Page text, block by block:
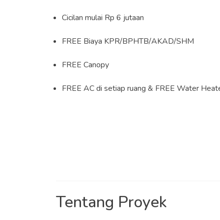
Cicilan mulai Rp 6 jutaan
FREE Biaya KPR/BPHTB/AKAD/SHM
FREE Canopy
FREE AC di setiap ruang & FREE Water
Tentang Proyek